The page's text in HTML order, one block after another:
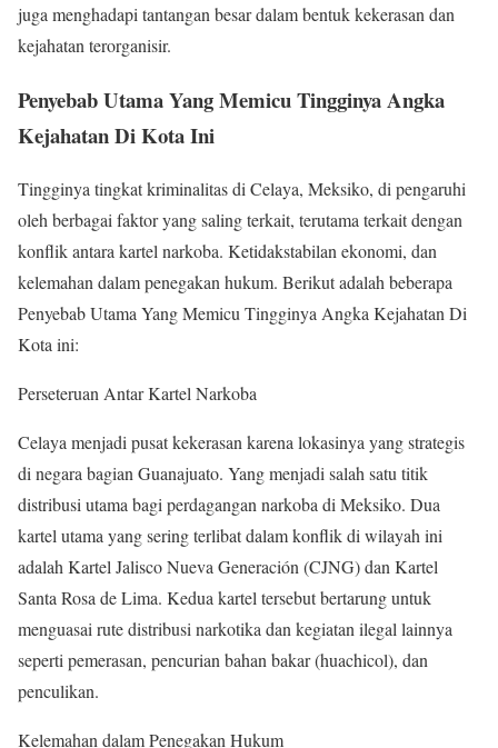
juga menghadapi tantangan besar dalam bentuk kekerasan dan
kejahatan terorganisir.
Penyebab Utama Yang Memicu Tingginya Angka
Kejahatan Di Kota Ini
Tingginya tingkat kriminalitas di Celaya, Meksiko, di pengaruhi
oleh berbagai faktor yang saling terkait, terutama terkait dengan
konflik antara kartel narkoba. Ketidakstabilan ekonomi, dan
kelemahan dalam penegakan hukum. Berikut adalah beberapa
Penyebab Utama Yang Memicu Tingginya Angka Kejahatan Di
Kota ini:
Perseteruan Antar Kartel Narkoba
Celaya menjadi pusat kekerasan karena lokasinya yang strategis
di negara bagian Guanajuato. Yang menjadi salah satu titik
distribusi utama bagi perdagangan narkoba di Meksiko. Dua
kartel utama yang sering terlibat dalam konflik di wilayah ini
adalah Kartel Jalisco Nueva Generación (CJNG) dan Kartel
Santa Rosa de Lima. Kedua kartel tersebut bertarung untuk
menguasai rute distribusi narkotika dan kegiatan ilegal lainnya
seperti pemerasan, pencurian bahan bakar (huachicol), dan
penculikan.
Kelemahan dalam Penegakan Hukum